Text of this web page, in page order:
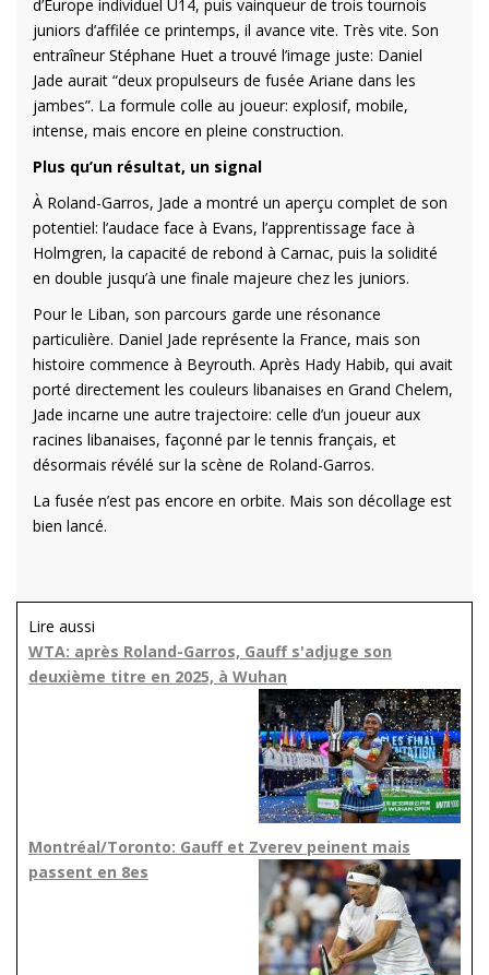
d’Europe individuel U14, puis vainqueur de trois tournois
juniors d’affilée ce printemps, il avance vite. Très vite. Son
entraîneur Stéphane Huet a trouvé l’image juste: Daniel
Jade aurait “deux propulseurs de fusée Ariane dans les
jambes”. La formule colle au joueur: explosif, mobile,
intense, mais encore en pleine construction.
Plus qu’un résultat, un signal
À Roland-Garros, Jade a montré un aperçu complet de son
potentiel: l’audace face à Evans, l’apprentissage face à
Holmgren, la capacité de rebond à Carnac, puis la solidité
en double jusqu’à une finale majeure chez les juniors.
Pour le Liban, son parcours garde une résonance
particulière. Daniel Jade représente la France, mais son
histoire commence à Beyrouth. Après Hady Habib, qui avait
porté directement les couleurs libanaises en Grand Chelem,
Jade incarne une autre trajectoire: celle d’un joueur aux
racines libanaises, façonné par le tennis français, et
désormais révélé sur la scène de Roland-Garros.
La fusée n’est pas encore en orbite. Mais son décollage est
bien lancé.
Lire aussi
WTA: après Roland-Garros, Gauff s'adjuge son
deuxième titre en 2025, à Wuhan
Montréal/Toronto: Gauff et Zverev peinent mais
passent en 8es